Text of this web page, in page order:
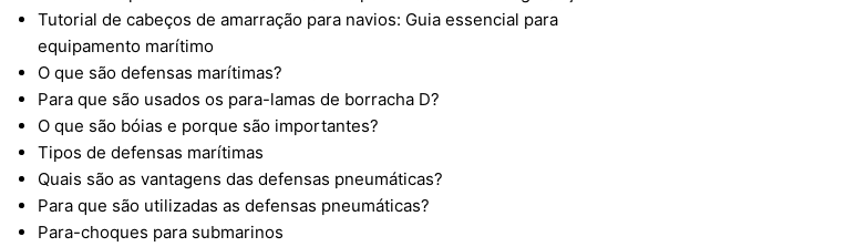
Tutorial de cabeços de amarração para navios: Guia essencial para
equipamento marítimo
O que são defensas marítimas?
Para que são usados os para-lamas de borracha D?
O que são bóias e porque são importantes?
Tipos de defensas marítimas
Quais são as vantagens das defensas pneumáticas?
Para que são utilizadas as defensas pneumáticas?
Para-choques para submarinos